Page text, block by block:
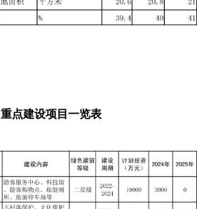
重点建设项目一览表